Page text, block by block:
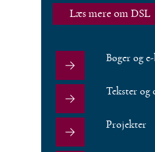
Læs mere om DSL
Bøger og
Tekster og
Projekter